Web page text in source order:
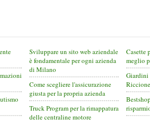
Sviluppare un sito web aziendale
è fondamentale per ogni azienda
di Milano
Come scegliere l'assicurazione
giusta per la propria azienda
Truck Program per la rimappatura
delle centraline motore
Casette
meglio
Giardini
Riccione